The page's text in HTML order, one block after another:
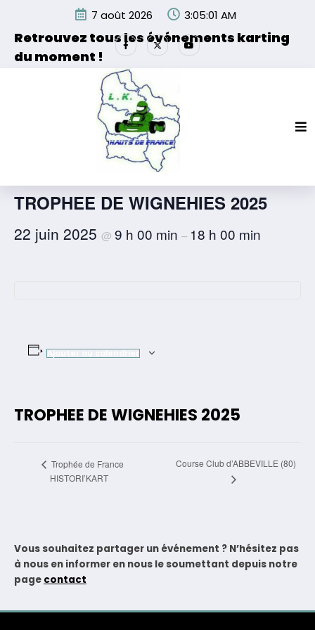
contenu
7 août 2026 3:05:01 AM
Retrouvez tous les événements karting
du moment !
Les événements organisés par la Ligue de Karting des
Hauts de France et de ses partenaires.
« Tous les Évènements
Cet évènement est passé.
TROPHEE DE WIGNEHIES 2025
22 juin 2025 @ 9 h 00 min – 18 h 00 min
Ajouter au calendrier
TROPHEE DE WIGNEHIES 2025
Navigation
Évènement
Trophée de France
HISTORI’KART
Course Club d’ABBEVILLE (80)
Vous souhaitez partager un événement ? N’hésitez pas
à nous en informer en nous le soumettant depuis notre
page contact